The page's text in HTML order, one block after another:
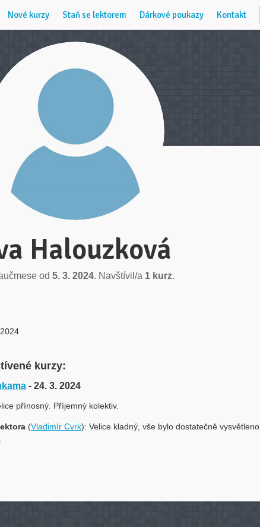
Nové kurzy Staň se lektorem Dárkové poukazy Kontakt
Halouzková
od 5. 3. 2024. Navštívil/a 1 kurz.
kurzy:
- 24. 3. 2024
přínosný. Příjemný kolektiv.
(Vladimír Cvrk): Velice kladný, vše bylo dostatečně vysvětleno